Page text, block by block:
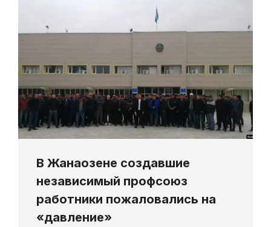
В Жанаозене создавшие
независимый профсоюз
работники пожаловались на
«давление»